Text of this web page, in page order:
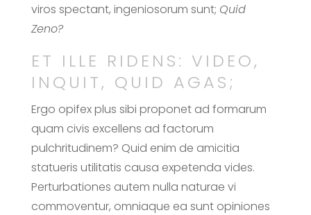
viros spectant, ingeniosorum sunt; Quid
Zeno?
ET ILLE RIDENS: VIDEO,
INQUIT, QUID AGAS;
Ergo opifex plus sibi proponet ad formarum
quam civis excellens ad factorum
pulchritudinem? Quid enim de amicitia
statueris utilitatis causa expetenda vides.
Perturbationes autem nulla naturae vi
commoventur, omniaque ea sunt opiniones